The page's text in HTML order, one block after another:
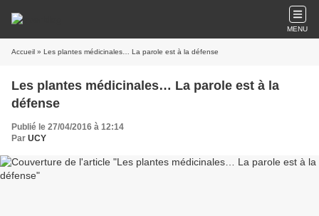
MENU
Accueil » Les plantes médicinales… La parole est à la défense
Les plantes médicinales… La parole est à la
défense
Publié le 27/04/2016 à 12:14
Par UCY